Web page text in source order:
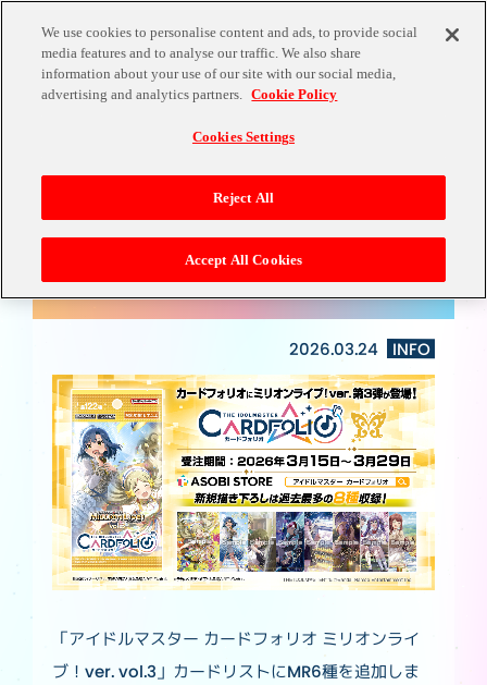
NEWS
【3/29(日)まで受注中】ミリオンライブ！ver.
vol.3カードリスト更新！
2026.03.24 INFO
「アイドルマスター カードフォリオ ミリオンライ
ブ！ver. vol.3」カードリストにMR6種を追加しま
We use cookies to personalise content and ads, to provide social
media features and to analyse our traffic. We also share
information about your use of our site with our social media,
advertising and analytics partners. Cookie Policy
Cookies Settings
Reject All
Accept All Cookies